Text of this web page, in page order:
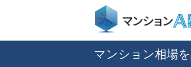
マンション相場